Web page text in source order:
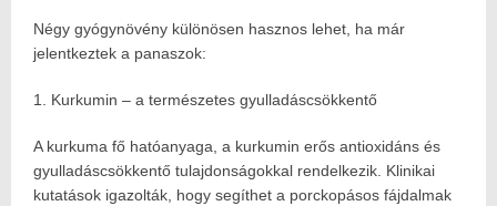
Négy gyógynövény különösen hasznos lehet, ha már
jelentkeztek a panaszok:
1. Kurkumin – a természetes gyulladáscsökkentő
A kurkuma fő hatóanyaga, a kurkumin erős antioxidáns és
gyulladáscsökkentő tulajdonságokkal rendelkezik. Klinikai
kutatások igazolták, hogy segíthet a porckopásos fájdalmak